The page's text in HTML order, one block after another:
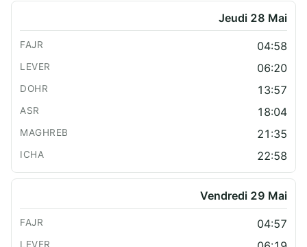
Jeudi 28 Mai
04:58
06:20
13:57
18:04
21:35
22:58
Vendredi 29 Mai
04:57